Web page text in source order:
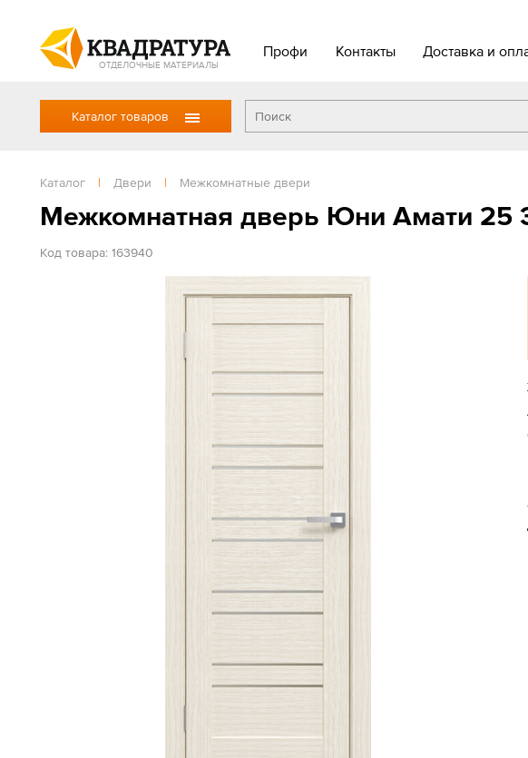
ОТДЕЛОЧНЫЕ МАТЕРИАЛЫ
Профи Контакты Доставка и
Каталог товаров
Каталог | Двери | Межкомнатные двери
Межкомнатная дверь Юни Амати 25
Код товара: 163940